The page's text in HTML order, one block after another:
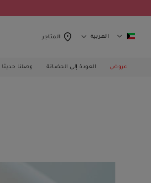
العربية المتاجر
عروض العودة إلى الحضانة وصلنا حديثا